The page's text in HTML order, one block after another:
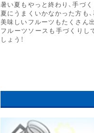
暑い夏もやっと終わり、手づく
夏にうまくいかなかった方も、
美味しいフルーツもたくさん
フルーツソースも手づくりし
しょう！